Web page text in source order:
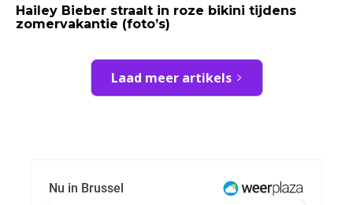
Hailey Bieber straalt in roze bikini tijdens
zomervakantie (foto’s)
Laad meer artikels